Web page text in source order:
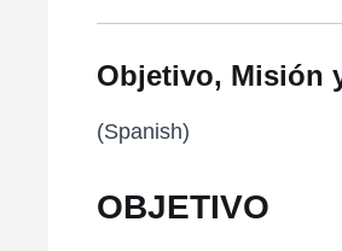
Objetivo, Misión
(Spanish)
OBJETIVO